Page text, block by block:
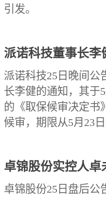
引发。
派诺科技董事长李
派诺科技25日晚间公
长李健的通知，其于
的《取保候审决定书
候审，期限从5月23日
卓锦股份实控人卓
卓锦股份25日盘后公